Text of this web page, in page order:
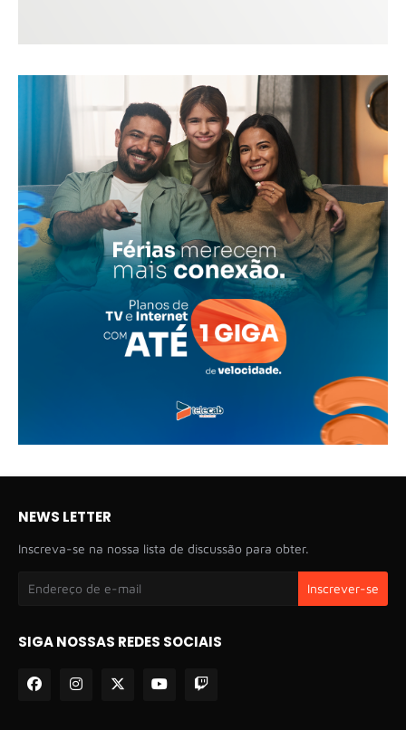
NEWS LETTER
Inscreva-se na nossa lista de discussão para obter.
SIGA NOSSAS REDES SOCIAIS